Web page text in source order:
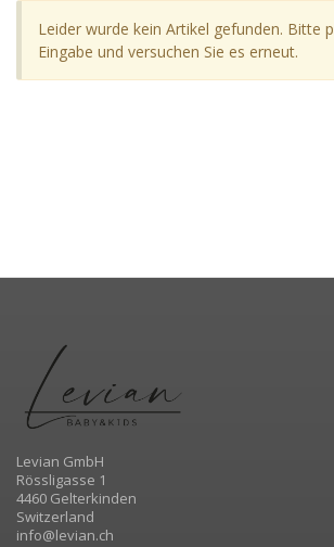
Leider wurde kein Artikel gefunden. Bitte
Eingabe und versuchen Sie es erneut.
Levian GmbH
Rössligasse 1
4460 Gelterkinden
Switzerland
info@levian.ch